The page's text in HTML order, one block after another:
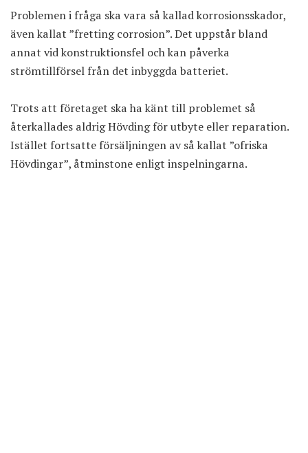
Problemen i fråga ska vara så kallad korrosionsskador,
även kallat ”fretting corrosion”. Det uppstår bland
annat vid konstruktionsfel och kan påverka
strömtillförsel från det inbyggda batteriet.
Trots att företaget ska ha känt till problemet så
återkallades aldrig Hövding för utbyte eller reparation.
Istället fortsatte försäljningen av så kallat ”ofriska
Hövdingar”, åtminstone enligt inspelningarna.